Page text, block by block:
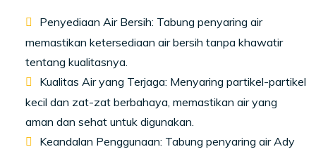
Penyediaan Air Bersih: Tabung penyaring air
memastikan ketersediaan air bersih tanpa khawatir
tentang kualitasnya.
Kualitas Air yang Terjaga: Menyaring partikel-partikel
kecil dan zat-zat berbahaya, memastikan air yang
aman dan sehat untuk digunakan.
Keandalan Penggunaan: Tabung penyaring air Ady